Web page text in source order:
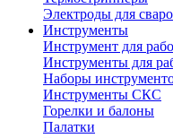
Электроды для
Инструменты
Инструмент для
Инструменты для
Наборы
Инструменты СКС
Горелки и балоны
Палатки